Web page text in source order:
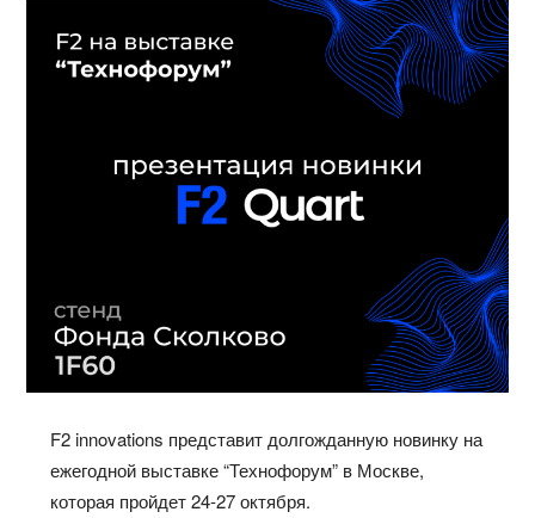
F2 innovations представит долгожданную новинку на
ежегодной выставке “Технофорум” в Москве,
которая пройдет 24-27 октября.